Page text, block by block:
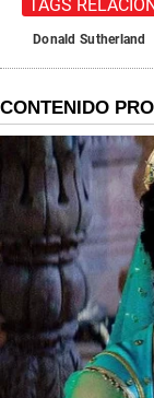
TAGS
Donald Sutherland